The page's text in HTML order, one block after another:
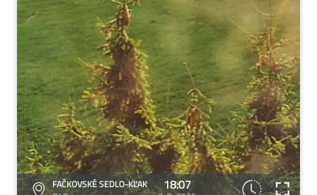
FAČKOVSKÉ SEDLO-KĽAK
18:07